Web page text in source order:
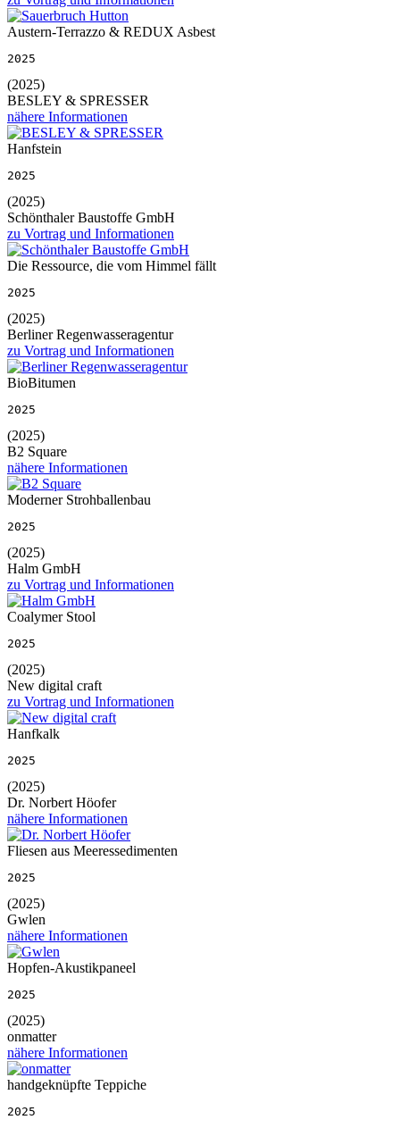
Austern-Terrazzo & REDUX Asbest
2025
(2025)
BESLEY & SPRESSER
nähere Informationen
Hanfstein
2025
(2025)
Schönthaler Baustoffe GmbH
zu Vortrag und Informationen
Die Ressource, die vom Himmel fällt
2025
(2025)
Berliner Regenwasseragentur
zu Vortrag und Informationen
BioBitumen
2025
(2025)
B2 Square
nähere Informationen
Moderner Strohballenbau
2025
(2025)
Halm GmbH
zu Vortrag und Informationen
Coalymer Stool
2025
(2025)
New digital craft
zu Vortrag und Informationen
Hanfkalk
2025
(2025)
Dr. Norbert Höofer
nähere Informationen
Fliesen aus Meeressedimenten
2025
(2025)
Gwlen
nähere Informationen
Hopfen-Akustikpaneel
2025
(2025)
onmatter
nähere Informationen
handgeknüpfte Teppiche
2025